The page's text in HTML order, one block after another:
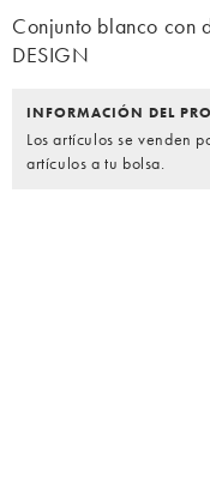
Conjunto blanco con
DESIGN
INFORMACIÓN DEL
Los artículos se venden
artículos a tu bolsa.